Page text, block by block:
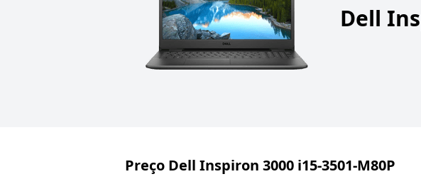
Dell
Preço Dell Inspiron 3000 i15-3501-M80P